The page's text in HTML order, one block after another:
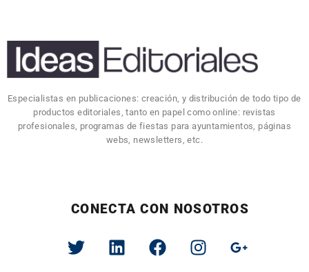
Especialistas en publicaciones: creación, y distribución de todo tipo de
productos editoriales, tanto en papel como online: revistas
profesionales, programas de fiestas para ayuntamientos, páginas
webs, newsletters, etc.
CONECTA CON NOSOTROS